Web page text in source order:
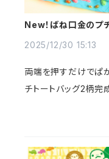
New！ばね口金のプ
2025/12/30 15:13
両端を押すだけでぱ
チトートバッグ2柄完